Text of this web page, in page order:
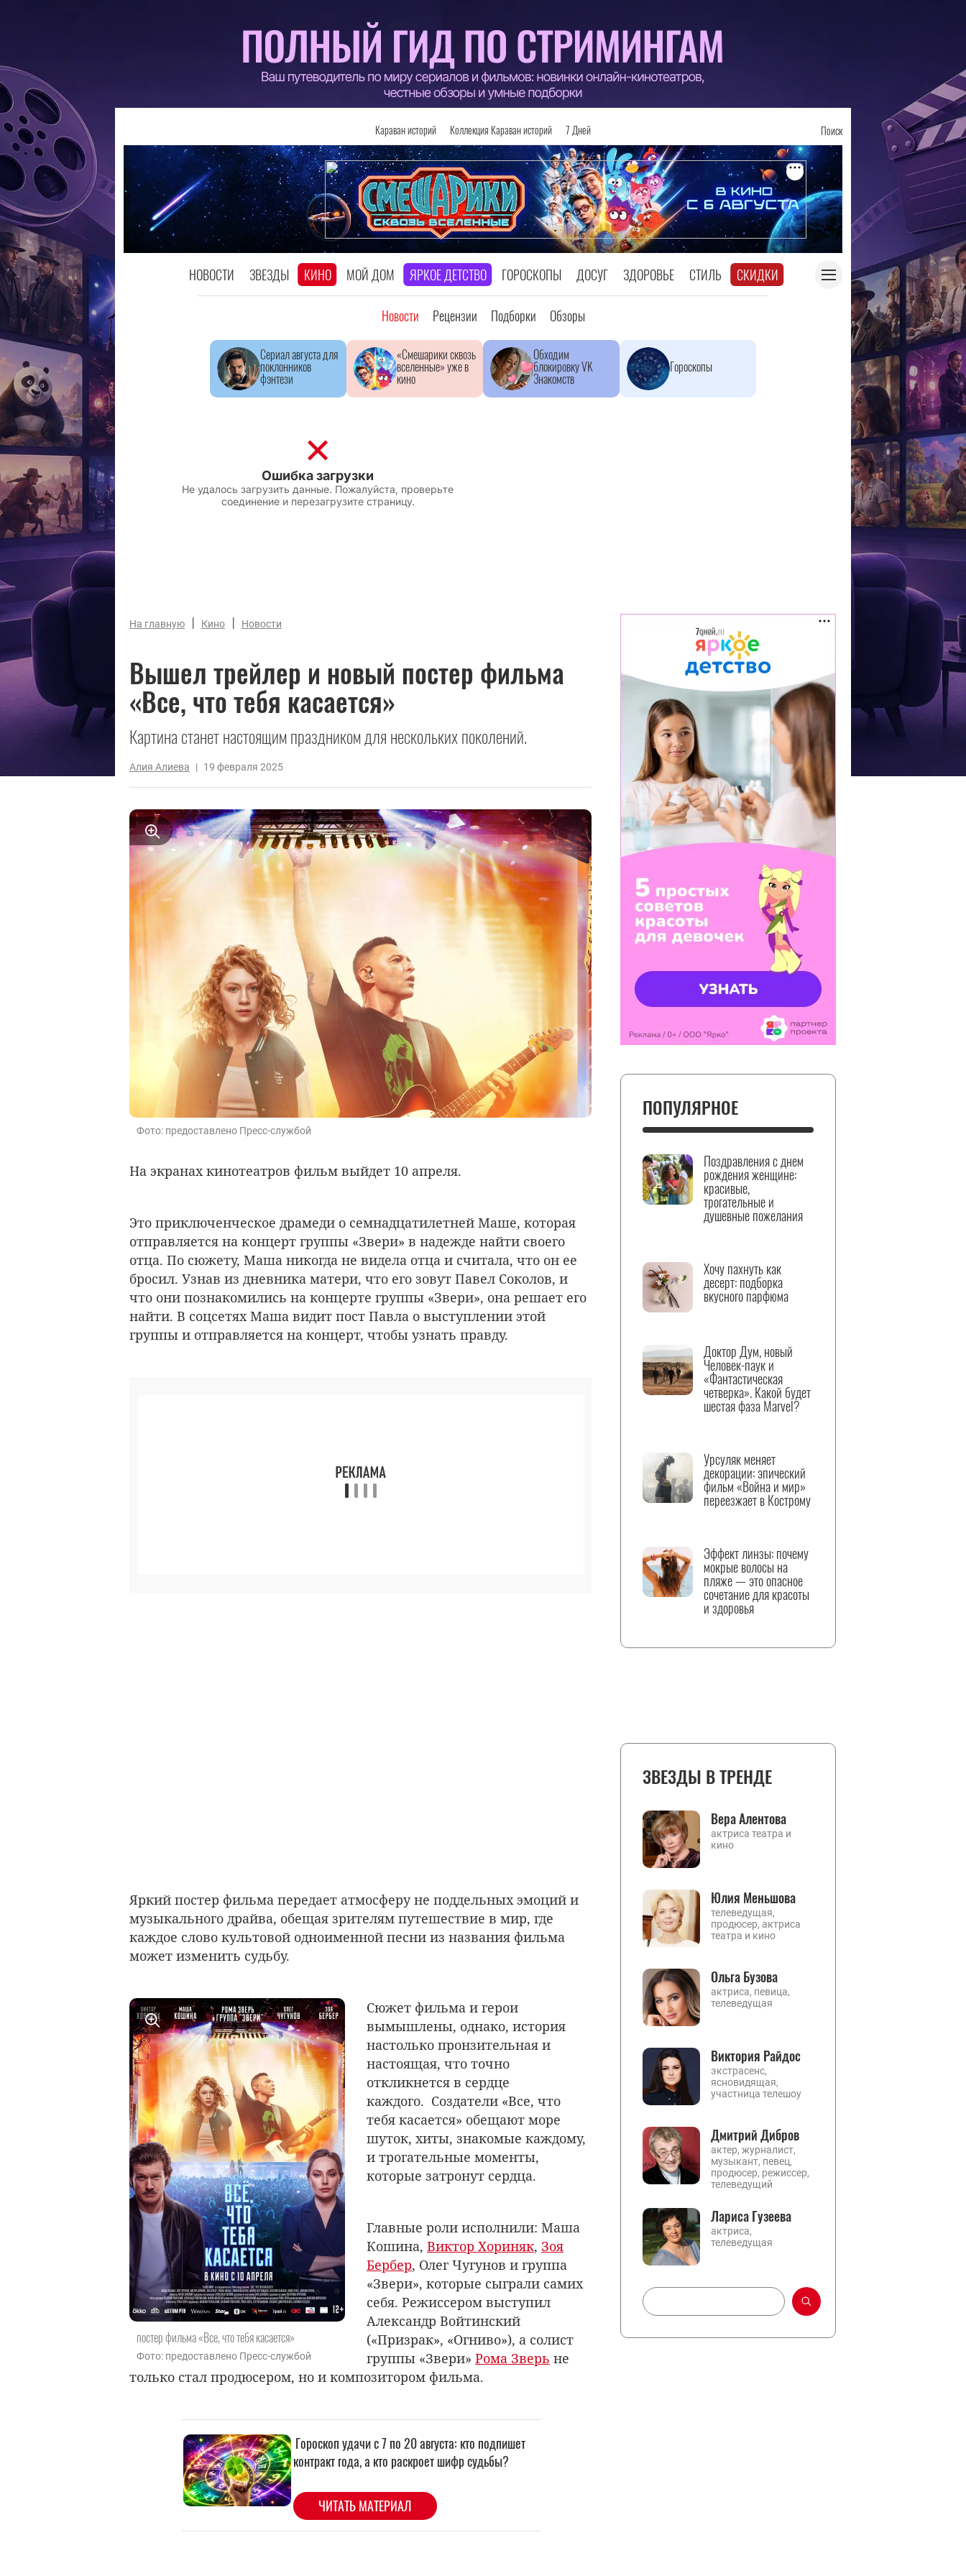
Караван историй Коллекция Караван историй 7 Дней Поиск
НОВОСТИ ЗВЕЗДЫ КИНО МОЙ ДОМ ЯРКОЕ ДЕТСТВО ГОРОСКОПЫ ДОСУГ ЗДОРОВЬЕ СТИЛЬ СКИДКИ
Новости Рецензии Подборки Обзоры
Сериал августа для
поклонников
фэнтези
«Смешарики сквозь
вселенные» уже в
кино
Обходим
блокировку VK
Знакомств
Гороскопы
На главную | Кино | Новости
Вышел трейлер и новый постер фильма
«Все, что тебя касается»
Картина станет настоящим праздником для нескольких поколений.
Алия Алиева | 19 февраля 2025
Фото: предоставлено Пресс-службой
На экранах кинотеатров фильм выйдет 10 апреля.
Это приключенческое драмеди о семнадцатилетней Маше, которая
отправляется на концерт группы «Звери» в надежде найти своего
отца. По сюжету, Маша никогда не видела отца и считала, что он ее
бросил. Узнав из дневника матери, что его зовут Павел Соколов, и
что они познакомились на концерте группы «Звери», она решает его
найти. В соцсетях Маша видит пост Павла о выступлении этой
группы и отправляется на концерт, чтобы узнать правду.
Яркий постер фильма передает атмосферу не поддельных эмоций и
музыкального драйва, обещая зрителям путешествие в мир, где
каждое слово культовой одноименной песни из названия фильма
может изменить судьбу.
постер фильма «Все, что тебя касается»
Фото: предоставлено Пресс-службой
Сюжет фильма и герои
вымышлены, однако, история
настолько пронзительная и
настоящая, что точно
откликнется в сердце
каждого. Создатели «Все, что
тебя касается» обещают море
шуток, хиты, знакомые каждому,
и трогательные моменты,
которые затронут сердца.
Главные роли исполнили: Маша
Кошина, Виктор Хориняк, Зоя
Бербер, Олег Чугунов и группа
«Звери», которые сыграли самих
себя. Режиссером выступил
Александр Войтинский
(«Призрак», «Огниво»), а солист
группы «Звери» Рома Зверь не
только стал продюсером, но и композитором фильма.
ПОПУЛЯРНОЕ
Поздравления с днем
рождения женщине:
красивые,
трогательные и
душевные пожелания
Хочу пахнуть как
десерт: подборка
вкусного парфюма
Доктор Дум, новый
Человек-паук и
«Фантастическая
четверка». Какой будет
шестая фаза Marvel?
Урсуляк меняет
декорации: эпический
фильм «Война и мир»
переезжает в Кострому
Эффект линзы: почему
мокрые волосы на
пляже — это опасное
сочетание для красоты
и здоровья
ЗВЕЗДЫ В ТРЕНДЕ
Вера Алентова
актриса театра и
кино
Юлия Меньшова
телеведущая,
продюсер, актриса
театра и кино
Ольга Бузова
актриса, певица,
телеведущая
Виктория Райдос
экстрасенс,
ясновидящая,
участница телешоу
Дмитрий Дибров
актер, журналист,
музыкант, певец,
продюсер, режиссер,
телеведущий
Лариса Гузеева
актриса,
телеведущая